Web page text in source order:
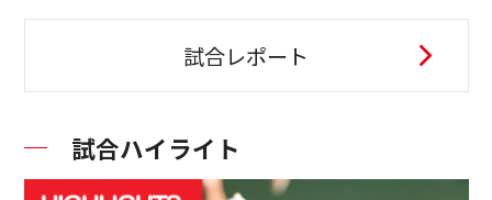
試合レポート
試合ハイライト